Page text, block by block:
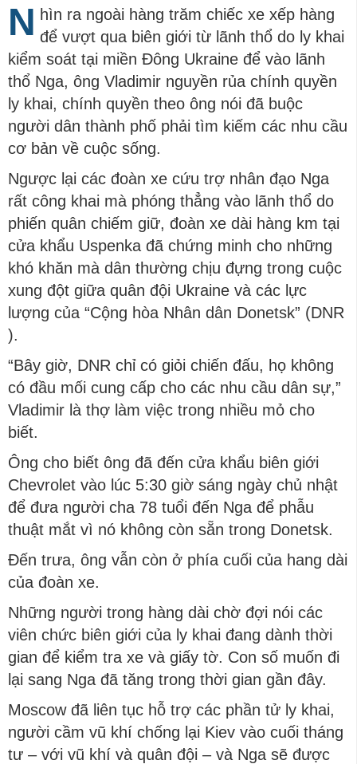
N hìn ra ngoài hàng trăm chiếc xe xếp hàng
để vượt qua biên giới từ lãnh thổ do ly khai
kiểm soát tại miền Đông Ukraine để vào lãnh
thổ Nga, ông Vladimir nguyền rủa chính quyền
ly khai, chính quyền theo ông nói đã buộc
người dân thành phố phải tìm kiếm các nhu cầu
cơ bản về cuộc sống.
Ngược lại các đoàn xe cứu trợ nhân đạo Nga
rất công khai mà phóng thẳng vào lãnh thổ do
phiến quân chiếm giữ, đoàn xe dài hàng km tại
cửa khẩu Uspenka đã chứng minh cho những
khó khăn mà dân thường chịu đựng trong cuộc
xung đột giữa quân đội Ukraine và các lực
lượng của “Cộng hòa Nhân dân Donetsk” (DNR
).
“Bây giờ, DNR chỉ có giỏi chiến đấu, họ không
có đầu mối cung cấp cho các nhu cầu dân sự,”
Vladimir là thợ làm việc trong nhiều mỏ cho
biết.
Ông cho biết ông đã đến cửa khẩu biên giới
Chevrolet vào lúc 5:30 giờ sáng ngày chủ nhật
để đưa người cha 78 tuổi đến Nga để phẫu
thuật mắt vì nó không còn sẵn trong Donetsk.
Đến trưa, ông vẫn còn ở phía cuối của hang dài
của đoàn xe.
Những người trong hàng dài chờ đợi nói các
viên chức biên giới của ly khai đang dành thời
gian để kiểm tra xe và giấy tờ. Con số muốn đi
lại sang Nga đã tăng trong thời gian gần đây.
Moscow đã liên tục hỗ trợ các phần tử ly khai,
người cầm vũ khí chống lại Kiev vào cuối tháng
tư – với vũ khí và quân đội – và Nga sẽ được